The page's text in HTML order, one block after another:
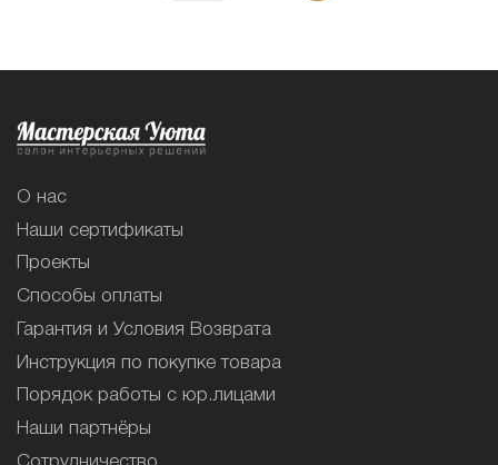
О нас
Наши сертификаты
Проекты
Способы оплаты
Гарантия и Условия Возврата
Инструкция по покупке товара
Порядок работы с юр.лицами
Наши партнёры